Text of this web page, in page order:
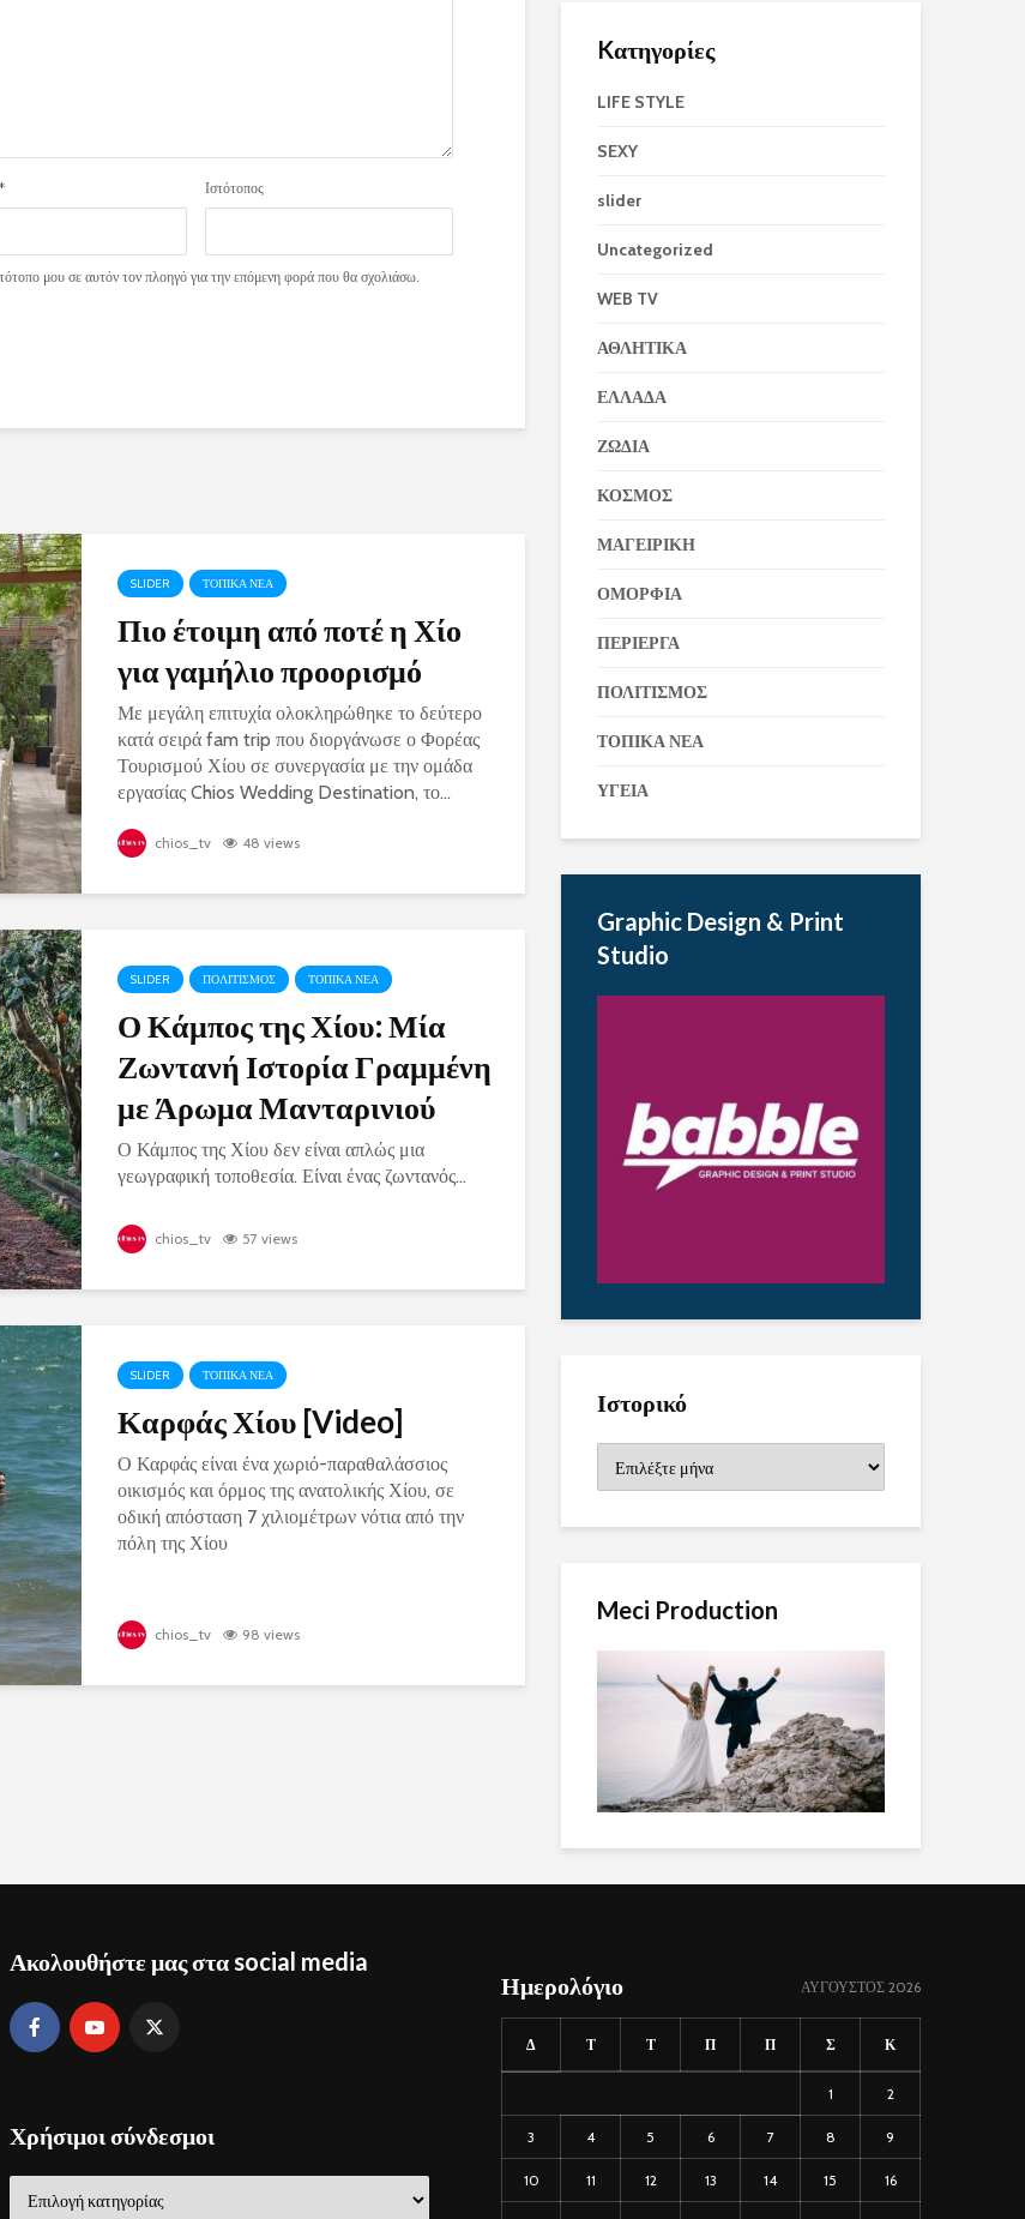
* Ιστότοπος
μου σε αυτόν τον πλοηγό για την επόμενη φορά που θα σχολιάσω.
SLIDER ΤΟΠΙΚΑ ΝΕΑ
Πιο έτοιμη από ποτέ η Χίο
για γαμήλιο προορισμό
Με μεγάλη επιτυχία ολοκληρώθηκε το δεύτερο
κατά σειρά fam trip που διοργάνωσε ο Φορέας
Τουρισμού Χίου σε συνεργασία με την ομάδα
εργασίας Chios Wedding Destination, το...
chios_tv 48 views
SLIDER ΠΟΛΙΤΙΣΜΟΣ ΤΟΠΙΚΑ ΝΕΑ
Ο Κάμπος της Χίου: Μία
Ζωντανή Ιστορία Γραμμένη
με Άρωμα Μανταρινιού
Ο Κάμπος της Χίου δεν είναι απλώς μια
γεωγραφική τοποθεσία. Είναι ένας ζωντανός...
chios_tv 57 views
SLIDER ΤΟΠΙΚΑ ΝΕΑ
Καρφάς Χίου [Video]
Ο Καρφάς είναι ένα χωριό-παραθαλάσσιος
οικισμός και όρμος της ανατολικής Χίου, σε
οδική απόσταση 7 χιλιομέτρων νότια από την
πόλη της Χίου
chios_tv 98 views
Kατηγορίες
LIFE STYLE
SEXY
slider
Uncategorized
WEB TV
ΑΘΛΗΤΙΚΑ
ΕΛΛΑΔΑ
ΖΩΔΙΑ
ΚΟΣΜΟΣ
ΜΑΓΕΙΡΙΚΗ
ΟΜΟΡΦΙΑ
ΠΕΡΙΕΡΓΑ
ΠΟΛΙΤΙΣΜΟΣ
ΤΟΠΙΚΑ ΝΕΑ
ΥΓΕΙΑ
Graphic Design & Print
Studio
Ιστορικό
Meci Production
Ακολουθήστε μας στα social media
Χρήσιμοι σύνδεσμοι
σύνδεσμοι
Ημερολόγιο ΑΎΓΟΥΣΤΟΣ 2026
Δ Τ Τ Π Π Σ Κ
1 2
3 4 5 6 7 8 9
10 11 12 13 14 15 16